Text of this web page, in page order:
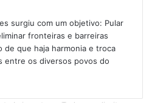
surgiu com um objetivo: Pular
fronteiras e barreiras
de que haja harmonia e troca
entre os diversos povos do